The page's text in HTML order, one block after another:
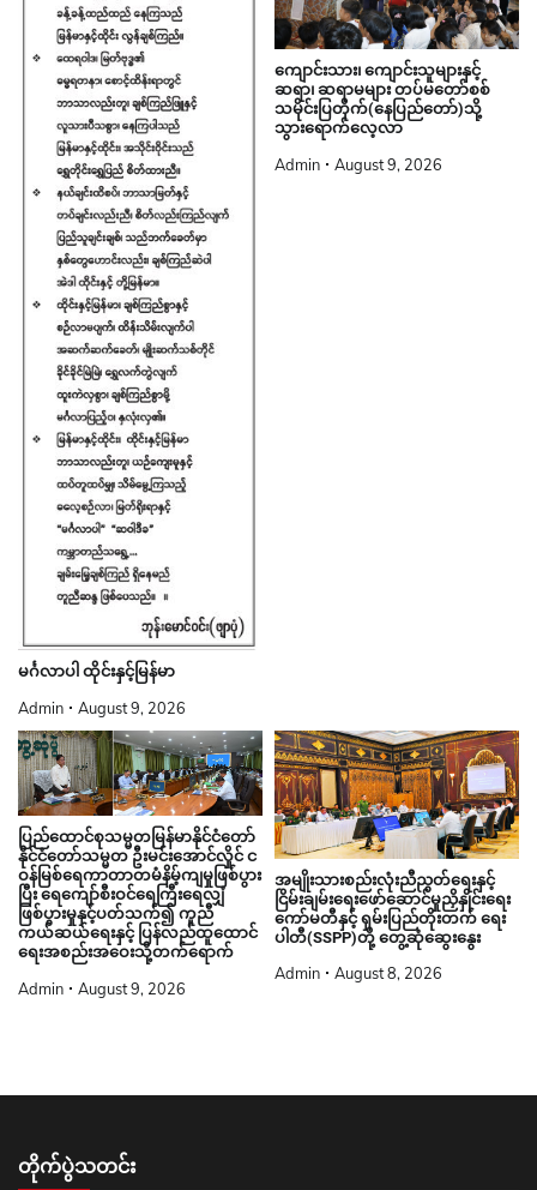
မင်္ဂလာပါ ထိုင်းနှင့်မြန်မာ
Admin August 9, 2026
ကျောင်းသား၊ ကျောင်းသူများနှင့်
ဆရာ၊ ဆရာမများ တပ်မတော်စစ်
သမိုင်းပြတိုက်(နေပြည်တော်)သို့
သွားရောက်လေ့လာ
Admin August 9, 2026
ပြည်ထောင်စုသမ္မတမြန်မာနိုင်ငံတော်
နိုင်ငံတော်သမ္မတ ဦးမင်းအောင်လှိုင် င
ဝန်မြစ်ရေကာတာတမံနိမ့်ကျမှုဖြစ်ပွား
ပြီး ရေကျော်စီးဝင်ရေကြီးရေလျှံ
ဖြစ်ပွားမှုနှင့်ပတ်သက်၍ ကူညီ
ကယ်ဆယ်ရေးနှင့် ပြန်လည်ထူထောင်
ရေးအစည်းအဝေးသို့တက်ရောက်
Admin August 9, 2026
အမျိုးသားစည်းလုံးညီညွတ်ရေးနှင့်
ငြိမ်းချမ်းရေးဖော်ဆောင်မှုညှိနှိုင်းရေး
ကော်မတီနှင့် ရှမ်းပြည်တိုးတက် ရေး
ပါတီ(SSPP)တို့ တွေ့ဆုံဆွေးနွေး
Admin August 8, 2026
တိုက်ပွဲသတင်း